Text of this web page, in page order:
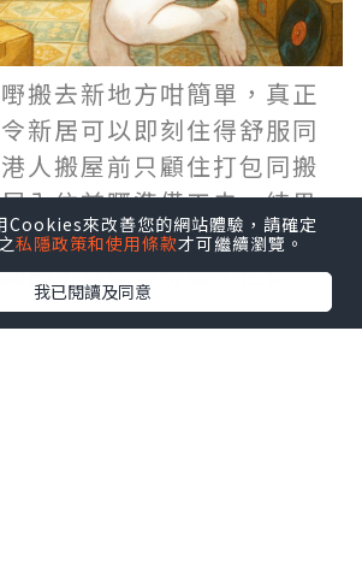
搬去新地方咁簡單，真正
新居可以即刻住得舒服同
人搬屋前只顧住打包同搬
入住前嘅準備工夫，結果
手尾。今次同大家分享6個
節，幫你搬得順、住得
來改善您的網站體驗，請確定
私隱政策和使用條款才可繼續瀏覽。
我已閱讀及同意